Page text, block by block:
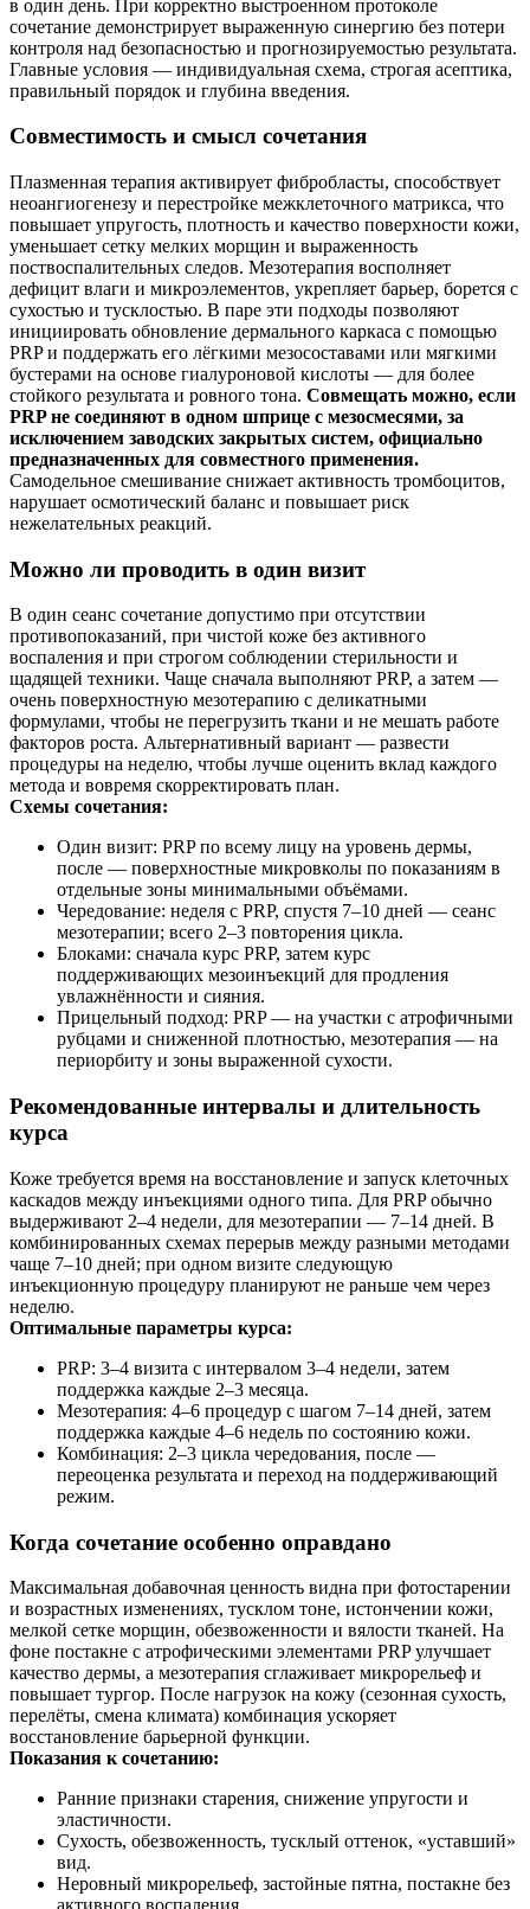
в один день. При корректно выстроенном протоколе
сочетание демонстрирует выраженную синергию без потери
контроля над безопасностью и прогнозируемостью результата.
Главные условия — индивидуальная схема, строгая асептика,
правильный порядок и глубина введения.
Совместимость и смысл сочетания
Плазменная терапия активирует фибробласты, способствует
неоангиогенезу и перестройке межклеточного матрикса, что
повышает упругость, плотность и качество поверхности кожи,
уменьшает сетку мелких морщин и выраженность
поствоспалительных следов. Мезотерапия восполняет
дефицит влаги и микроэлементов, укрепляет барьер, борется с
сухостью и тусклостью. В паре эти подходы позволяют
инициировать обновление дермального каркаса с помощью
PRP и поддержать его лёгкими мезосоставами или мягкими
бустерами на основе гиалуроновой кислоты — для более
стойкого результата и ровного тона. Совмещать можно, если
PRP не соединяют в одном шприце с мезосмесями, за
исключением заводских закрытых систем, официально
предназначенных для совместного применения.
Самодельное смешивание снижает активность тромбоцитов,
нарушает осмотический баланс и повышает риск
нежелательных реакций.
Можно ли проводить в один визит
В один сеанс сочетание допустимо при отсутствии
противопоказаний, при чистой коже без активного
воспаления и при строгом соблюдении стерильности и
щадящей техники. Чаще сначала выполняют PRP, а затем —
очень поверхностную мезотерапию с деликатными
формулами, чтобы не перегрузить ткани и не мешать работе
факторов роста. Альтернативный вариант — развести
процедуры на неделю, чтобы лучше оценить вклад каждого
метода и вовремя скорректировать план.
Схемы сочетания:
Один визит: PRP по всему лицу на уровень дермы,
после — поверхностные микровколы по показаниям в
отдельные зоны минимальными объёмами.
Чередование: неделя с PRP, спустя 7–10 дней — сеанс
мезотерапии; всего 2–3 повторения цикла.
Блоками: сначала курс PRP, затем курс
поддерживающих мезоинъекций для продления
увлажнённости и сияния.
Прицельный подход: PRP — на участки с атрофичными
рубцами и сниженной плотностью, мезотерапия — на
периорбиту и зоны выраженной сухости.
Рекомендованные интервалы и длительность
курса
Коже требуется время на восстановление и запуск клеточных
каскадов между инъекциями одного типа. Для PRP обычно
выдерживают 2–4 недели, для мезотерапии — 7–14 дней. В
комбинированных схемах перерыв между разными методами
чаще 7–10 дней; при одном визите следующую
инъекционную процедуру планируют не раньше чем через
неделю.
Оптимальные параметры курса:
PRP: 3–4 визита с интервалом 3–4 недели, затем
поддержка каждые 2–3 месяца.
Мезотерапия: 4–6 процедур с шагом 7–14 дней, затем
поддержка каждые 4–6 недель по состоянию кожи.
Комбинация: 2–3 цикла чередования, после —
переоценка результата и переход на поддерживающий
режим.
Когда сочетание особенно оправдано
Максимальная добавочная ценность видна при фотостарении
и возрастных изменениях, тусклом тоне, истончении кожи,
мелкой сетке морщин, обезвоженности и вялости тканей. На
фоне постакне с атрофическими элементами PRP улучшает
качество дермы, а мезотерапия сглаживает микрорельеф и
повышает тургор. После нагрузок на кожу (сезонная сухость,
перелёты, смена климата) комбинация ускоряет
восстановление барьерной функции.
Показания к сочетанию:
Ранние признаки старения, снижение упругости и
эластичности.
Сухость, обезвоженность, тусклый оттенок, «уставший»
вид.
Неровный микрорельеф, застойные пятна, постакне без